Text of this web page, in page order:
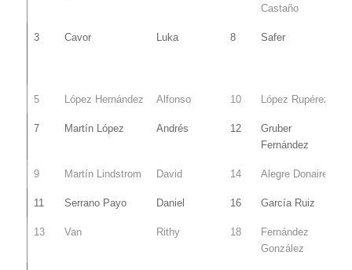
Castaño
3 Cavor Luka 8 Safer
5 López Hernández Alfonso 10 López Rupérez
7 Martín López Andrés 12
Gruber
Fernández
9 Martín Lindstrom David 14 Alegre Donaire
11 Serrano Payo Daniel 16 García Ruiz
13 Van Rithy 18
Fernández
González